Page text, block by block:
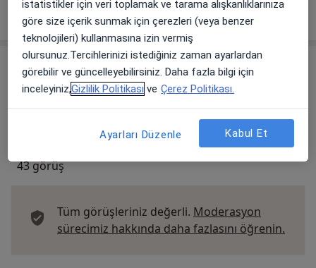
Sağlık sigortası anlaşma bilgisi bulunmamaktadır.
Görüşler
43 görüş
Tüm görüşleriniz değerli. Moderasyon
sürecimiz hakkında daha fazlasını öğrenin.
istatistikler için veri toplamak ve tarama alışkanlıklarınıza
göre size içerik sunmak için çerezleri (veya benzer
teknolojileri) kullanmasına izin vermiş
olursunuz.Tercihlerinizi istediğiniz zaman ayarlardan
görebilir ve güncelleyebilirsiniz. Daha fazla bilgi için
inceleyiniz,Gizlilik Politikası ve Çerez Politikası.
Ayarları Düzenle Kabul Et